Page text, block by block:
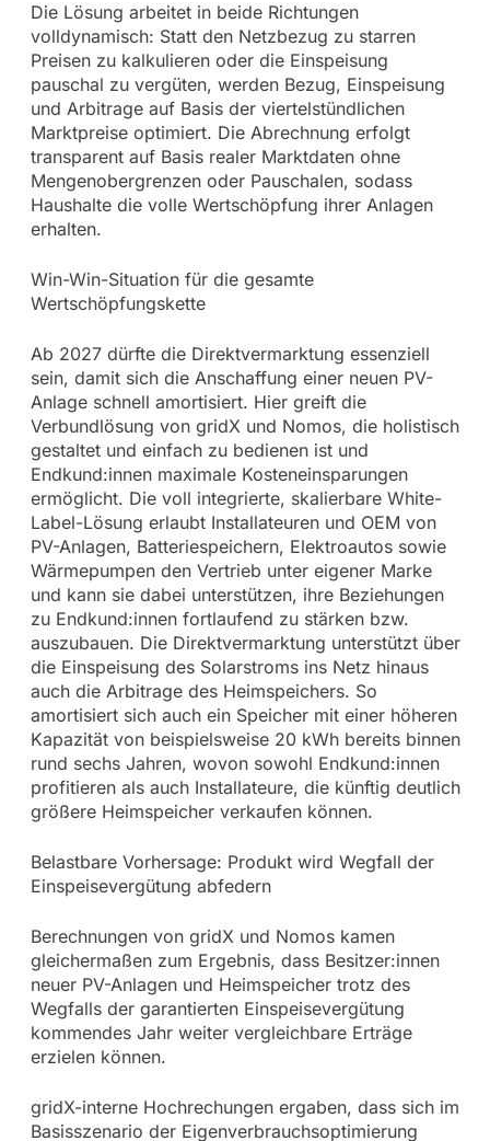
Die Lösung arbeitet in beide Richtungen
volldynamisch: Statt den Netzbezug zu starren
Preisen zu kalkulieren oder die Einspeisung
pauschal zu vergüten, werden Bezug, Einspeisung
und Arbitrage auf Basis der viertelstündlichen
Marktpreise optimiert. Die Abrechnung erfolgt
transparent auf Basis realer Marktdaten ohne
Mengenobergrenzen oder Pauschalen, sodass
Haushalte die volle Wertschöpfung ihrer Anlagen
erhalten.
Win-Win-Situation für die gesamte
Wertschöpfungskette
Ab 2027 dürfte die Direktvermarktung essenziell
sein, damit sich die Anschaffung einer neuen PV-
Anlage schnell amortisiert. Hier greift die
Verbundlösung von gridX und Nomos, die holistisch
gestaltet und einfach zu bedienen ist und
Endkund:innen maximale Kosteneinsparungen
ermöglicht. Die voll integrierte, skalierbare White-
Label-Lösung erlaubt Installateuren und OEM von
PV-Anlagen, Batteriespeichern, Elektroautos sowie
Wärmepumpen den Vertrieb unter eigener Marke
und kann sie dabei unterstützen, ihre Beziehungen
zu Endkund:innen fortlaufend zu stärken bzw.
auszubauen. Die Direktvermarktung unterstützt über
die Einspeisung des Solarstroms ins Netz hinaus
auch die Arbitrage des Heimspeichers. So
amortisiert sich auch ein Speicher mit einer höheren
Kapazität von beispielsweise 20 kWh bereits binnen
rund sechs Jahren, wovon sowohl Endkund:innen
profitieren als auch Installateure, die künftig deutlich
größere Heimspeicher verkaufen können.
Belastbare Vorhersage: Produkt wird Wegfall der
Einspeisevergütung abfedern
Berechnungen von gridX und Nomos kamen
gleichermaßen zum Ergebnis, dass Besitzer:innen
neuer PV-Anlagen und Heimspeicher trotz des
Wegfalls der garantierten Einspeisevergütung
kommendes Jahr weiter vergleichbare Erträge
erzielen können.
gridX-interne Hochrechungen ergaben, dass sich im
Basisszenario der Eigenverbrauchsoptimierung